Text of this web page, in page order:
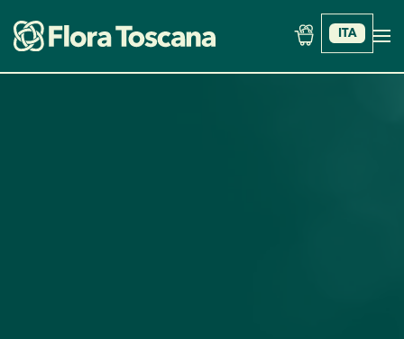
Skip to main content ITA